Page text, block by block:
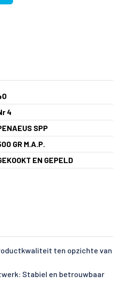
4
SPP
GR M.A.P.
EN GEPELD
ten opzichte van
Stabiel en betrouwbaar